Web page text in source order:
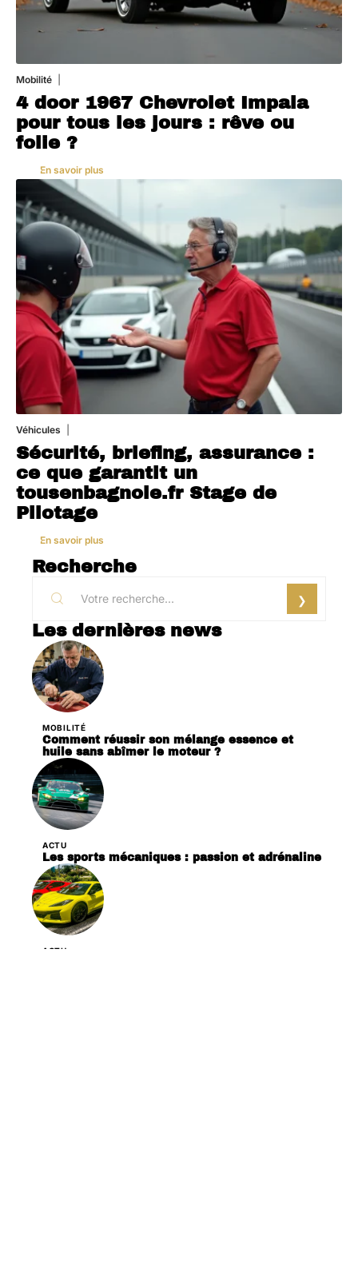
Mobilité
4 door 1967 Chevrolet Impala
pour tous les jours : rêve ou
folie ?
En savoir plus
Véhicules
Sécurité, briefing, assurance :
ce que garantit un
tousenbagnole.fr Stage de
Pilotage
En savoir plus
Recherche
Les dernières news
MOBILITÉ
Comment réussir son mélange essence et
huile sans abîmer le moteur ?
ACTU
Les sports mécaniques : passion et adrénaline
ACTU